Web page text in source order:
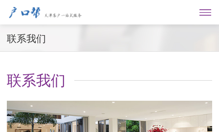
联系我们
联系我们